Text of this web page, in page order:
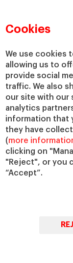
Cookies
We use cookies
allowing us to
provide social
traffic. We also
our site with our
analytics
information that
they have
(more
clicking on
"Reject", or you
“Accept”.
Departamentos
Cátedras
IESE Insight
IESE Publishing
© Copyright, 2026.